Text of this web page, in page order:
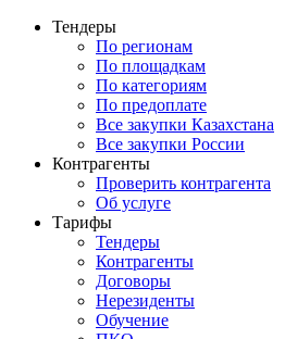
Тендеры
По регионам
По площадкам
По категориям
По предоплате
Все закупки Казахстана
Все закупки России
Контрагенты
Проверить контрагента
Об услуге
Тарифы
Тендеры
Контрагенты
Договоры
Нерезиденты
Обучение